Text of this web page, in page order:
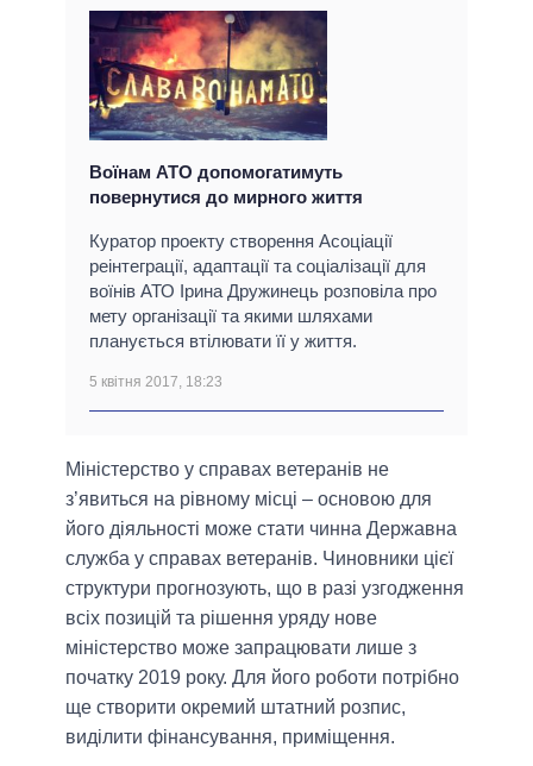
Воїнам АТО допомогатимуть
повернутися до мирного життя
Куратор проекту створення Асоціації
реінтеграції, адаптації та соціалізації для
воїнів АТО Ірина Дружинець розповіла про
мету організації та якими шляхами
планується втілювати її у життя.
5 квітня 2017, 18:23
Міністерство у справах ветеранів не
з’явиться на рівному місці – основою для
його діяльності може стати чинна Державна
служба у справах ветеранів. Чиновники цієї
структури прогнозують, що в разі узгодження
всіх позицій та рішення уряду нове
міністерство може запрацювати лише з
початку 2019 року. Для його роботи потрібно
ще створити окремий штатний розпис,
виділити фінансування, приміщення.